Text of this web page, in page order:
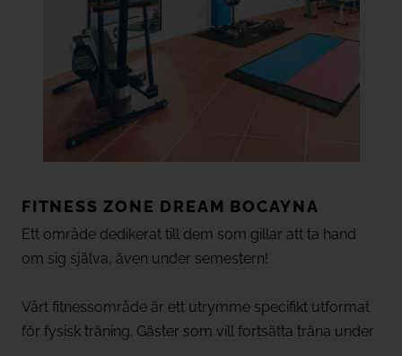
FITNESS ZONE DREAM BOCAYNA
Ett område dedikerat till dem som gillar att ta hand
om sig själva, även under semestern!
Vårt fitnessområde är ett utrymme specifikt utformat
för fysisk träning. Gäster som vill fortsätta träna under